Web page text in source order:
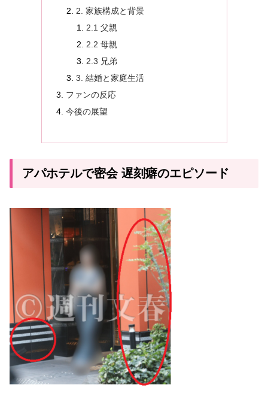
2. 家族構成と背景
2.1 父親
2.2 母親
2.3 兄弟
3. 結婚と家庭生活
ファンの反応
今後の展望
アパホテルで密会 遅刻癖のエピソード